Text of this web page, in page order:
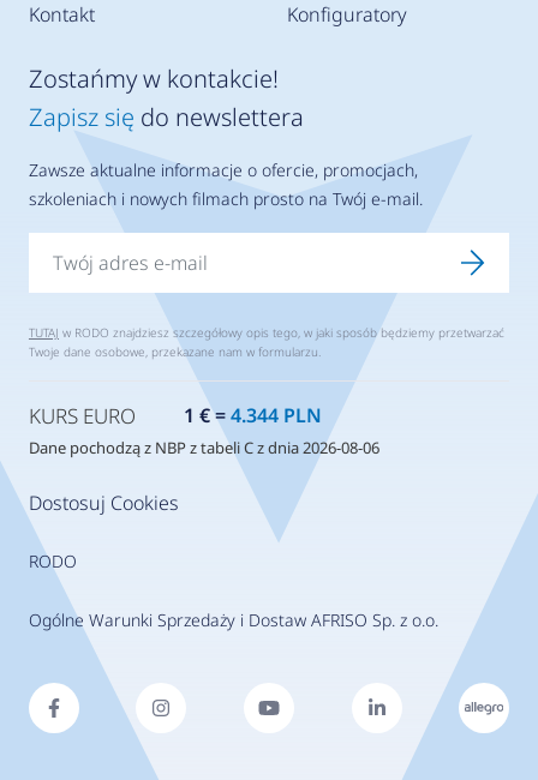
Kontakt Konfiguratory
Dostosuj Cookies
RODO
Ogólne Warunki Sprzedaży i Dostaw AFRISO Sp. z o.o.
Zostańmy w kontakcie!
Zapisz się do newslettera
Zawsze aktualne informacje o ofercie, promocjach,
szkoleniach i nowych filmach prosto na Twój e-mail.
TUTAJ w RODO znajdziesz szczegółowy opis tego, w jaki sposób będziemy przetwarzać
Twoje dane osobowe, przekazane nam w formularzu.
KURS EURO 1 € =4.344 PLN
Dane pochodzą z NBP z tabeli C z dnia 2026-08-06